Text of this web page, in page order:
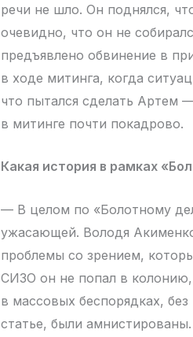
речи не шло. Он поднялся,
очевидно, что он не
предъявлено обвинение в
в ходе митинга, когда
что пытался сделать Артем
в митинге почти покадрово.
Какая история в рамках
— В целом по «Болотному
ужасающей. Володя
проблемы со зрением,
СИЗО он не попал в колонию,
в массовых беспорядках,
статье, были